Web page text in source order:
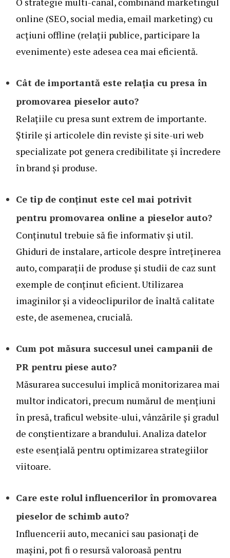
online (SEO, social media, email marketing) cu
acțiuni offline (relații publice, participare la
evenimente) este adesea cea mai eficientă.
Cât de importantă este relația cu presa în
promovarea pieselor auto?
Relațiile cu presa sunt extrem de importante.
Știrile și articolele din reviste și site-uri web
specializate pot genera credibilitate și încredere
în brand și produse.
Ce tip de conținut este cel mai potrivit
pentru promovarea online a pieselor auto?
Conținutul trebuie să fie informativ și util.
Ghiduri de instalare, articole despre întreținerea
auto, comparații de produse și studii de caz sunt
exemple de conținut eficient. Utilizarea
imaginilor și a videoclipurilor de înaltă calitate
este, de asemenea, crucială.
Cum pot măsura succesul unei campanii de
PR pentru piese auto?
Măsurarea succesului implică monitorizarea mai
multor indicatori, precum numărul de mențiuni
în presă, traficul website-ului, vânzările și gradul
de conștientizare a brandului. Analiza datelor
este esențială pentru optimizarea strategiilor
viitoare.
Care este rolul influencerilor în promovarea
pieselor de schimb auto?
Influencerii auto, mecanici sau pasionați de
mașini, pot fi o resursă valoroasă pentru